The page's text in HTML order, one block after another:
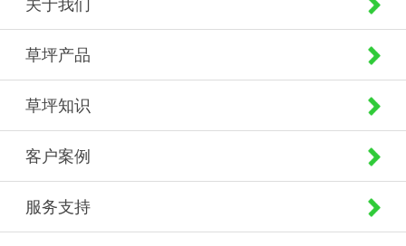
关于我们
草坪产品
草坪知识
客户案例
服务支持